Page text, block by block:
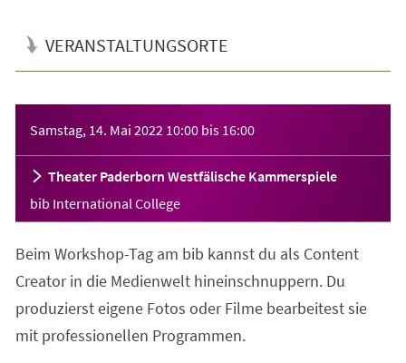
VERANSTALTUNGSORTE
Samstag, 14. Mai 2022 10:00 bis 16:00
Theater Paderborn Westfälische Kammerspiele
bib International College
Beim Workshop-Tag am bib kannst du als Content
Creator in die Medienwelt hineinschnuppern. Du
produzierst eigene Fotos oder Filme bearbeitest sie
mit professionellen Programmen.